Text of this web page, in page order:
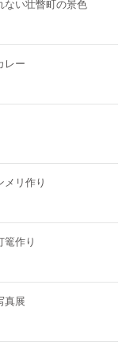
ない壮瞥町の景色
レー
メリ作り
篭作り
真展